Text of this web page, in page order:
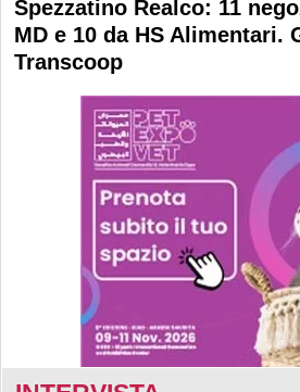
Spezzatino Realco: 11
MD e 10 da HS Alimentari.
Transcoop